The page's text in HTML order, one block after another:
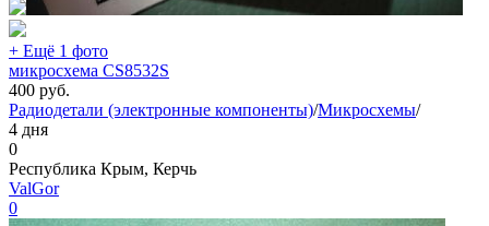
+ Ещё 1 фото
микросхема CS8532S
400 руб.
Радиодетали (электронные компоненты)/Микросхемы/
4 дня
0
Республика Крым, Керчь
ValGor
0